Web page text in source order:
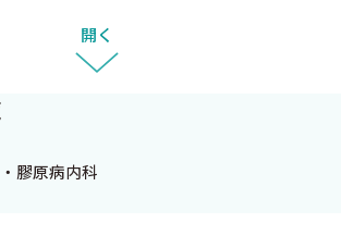
せてください．
，頭脳をひどく使い，そして疲れました．
多摩病院
ック
熱
ョック
熱
開く
膠原病内科